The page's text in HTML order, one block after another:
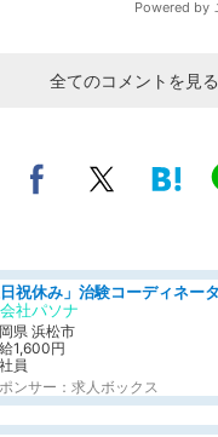
全てのコメントを見る
社パソナ
県 浜松市
1,600円
員
ンサー：求人ボックス